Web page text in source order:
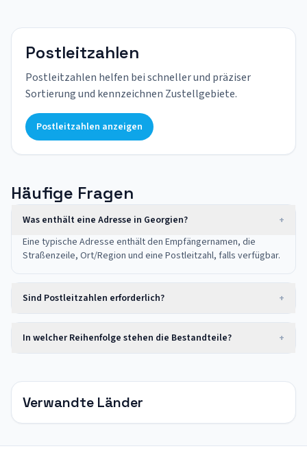
Postleitzahlen
Postleitzahlen helfen bei schneller und präziser
Sortierung und kennzeichnen Zustellgebiete.
Postleitzahlen anzeigen
Häufige Fragen
Was enthält eine Adresse in Georgien?
+
Eine typische Adresse enthält den Empfängernamen, die
Straßenzeile, Ort/Region und eine Postleitzahl, falls verfügbar.
Sind Postleitzahlen erforderlich? +
In welcher Reihenfolge stehen die Bestandteile? +
Verwandte Länder